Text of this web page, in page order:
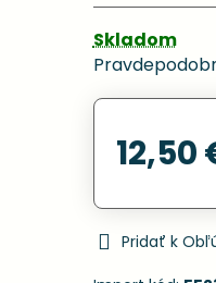
Skladom
12,50
Pridať k